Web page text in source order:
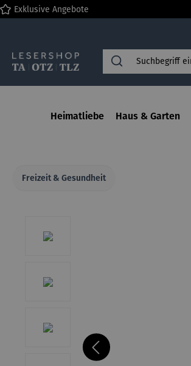
Zur Hauptnavigation springen
Exklusive Angebote
Heimatliebe Haus & Garten
Freizeit & Gesundheit